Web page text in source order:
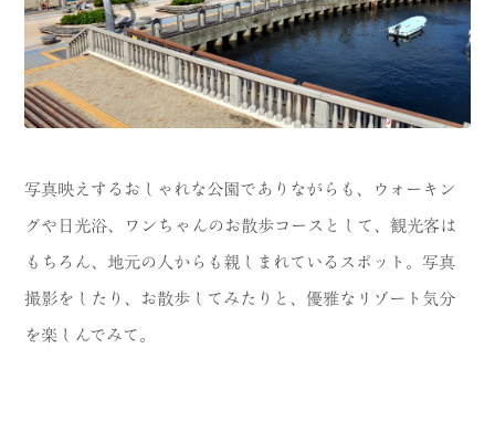
写真映えするおしゃれな公園でありながらも、ウォーキン
グや日光浴、ワンちゃんのお散歩コースとして、観光客は
もちろん、地元の人からも親しまれているスポット。写真
撮影をしたり、お散歩してみたりと、優雅なリゾート気分
を楽しんでみて。